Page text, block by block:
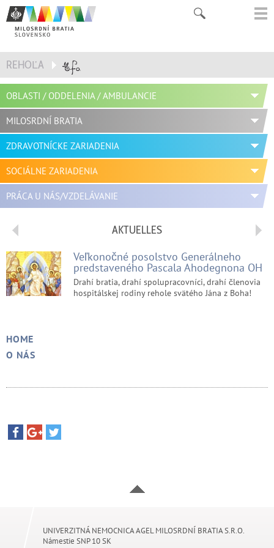
REHOĽA
OBLASTI / ODDELENIA / AMBULANCIE
MILOSRDNÍ BRATIA
ZDRAVOTNÍCKE ZARIADENIA
SOCIÁLNE ZARIADENIA
PRÁCA U NÁS/VZDELÁVANIE
AKTUELLES
Veľkonočné posolstvo Generálneho
predstaveného Pascala Ahodegnona OH
Drahí bratia, drahí spolupracovníci, drahí členovia
hospitálskej rodiny rehole svätého Jána z Boha!
HOME
O NÁS
UNIVERZITNÁ NEMOCNICA AGEL MILOSRDNÍ BRATIA S.R.O.
Námestie SNP 10 SK